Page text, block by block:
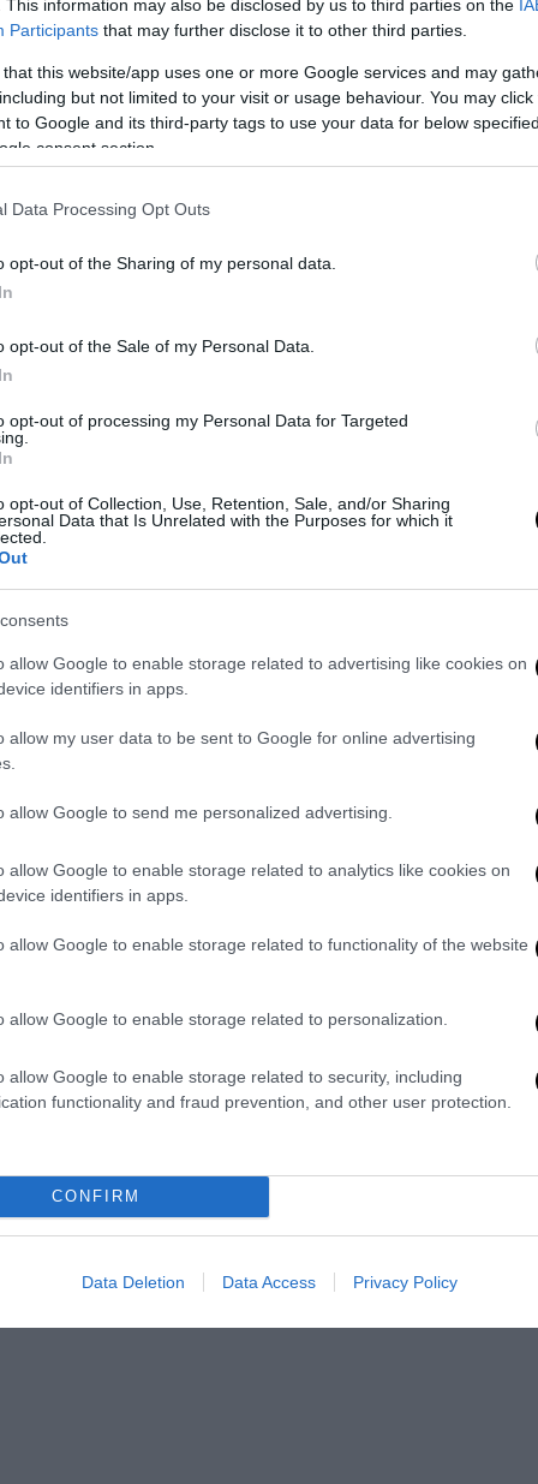
This information may also be disclosed by us to third parties on the
Participants that may further disclose it to other third parties.
that this website/app uses one or more Google services and may
but not limited to your visit or usage behaviour. You may
to Google and its third-party tags to use your data for below
consent section.
Data Processing Opt Outs
opt-out of the Sharing of my personal data.
opt-out of the Sale of my Personal Data.
opt-out of processing my Personal Data for Targeted
opt-out of Collection, Use, Retention, Sale, and/or Sharing
Data that Is Unrelated with the Purposes for which it
allow Google to enable storage related to advertising like cookies on
identifiers in apps.
allow my user data to be sent to Google for online advertising
allow Google to send me personalized advertising.
allow Google to enable storage related to analytics like cookies on
identifiers in apps.
allow Google to enable storage related to functionality of the website
allow Google to enable storage related to personalization.
allow Google to enable storage related to security, including
functionality and fraud prevention, and other user protection.
CONFIRM
Data Deletion Data Access Privacy Policy
direttoreAdriano Sciancanel suo editoriale, «la potenza è ciò che
possibilità, che non la chiude in una direzione unica, in un
la potenza deve essere innanzitutto declinata «in chiave
attributo di una soggettività contestatrice». È
di turno. E come specifica sempre Scianca, «la potenza può essere
abbatte su un potere che si crede eterno e inamovibile. No, la
non è già scritto, come vorrebbero i tecnocrati di destra (in
(in campo antropologico). C’è sempre una possibilità. Tenerla
l’alternativa allo stato di cose presente, rifiutarsi di
significa sprigionare una potenza».
del Covid
diFrancesca Totoloche inchioda i grandi media alle loro
che questa ipotesi ha iniziato a guadagnare sempre più
al mainstream, senza fiatare. E senza chiedere scusa. Segue
, a firma di Adolfo Spezzaferro, con un occhio
e Milano, dove il centrodestra si gioca molto del suo futuro
e tanto altro
»: mai come
internazionale, anche ai massimi livelli, ha parlato dei
identificati. Ma che cosa c’è davvero dietro a tutto ciò?
politiche favorevoli alle lobby Lgbt: ilddl Zan, insomma, non
complessa. Si segnalano inoltre una bella recensione di
Vattani, e un’interessante intervista al giovaneJulien Rochedy,